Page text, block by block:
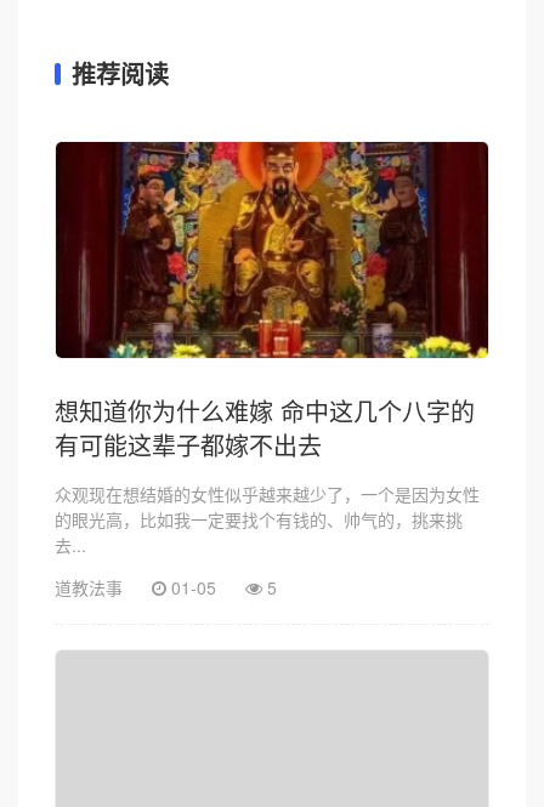
推荐阅读
想知道你为什么难嫁 命中这几个八字的
有可能这辈子都嫁不出去
众观现在想结婚的女性似乎越来越少了，一个是因为女性
的眼光高，比如我一定要找个有钱的、帅气的，挑来挑
去...
道教法事
01-05 5